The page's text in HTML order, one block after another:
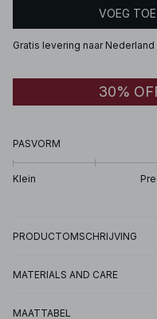
VOEG
Gratis levering naar
30%
PASVORM
Klein
PRODUCTOMSCHRIJVING
MATERIALS AND CARE
MAATTABEL